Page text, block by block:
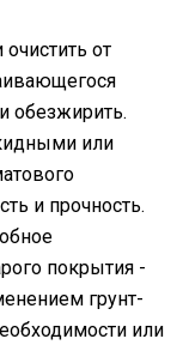
от
обезжирить.
или
и прочность.
покрытия -
грунт-
или